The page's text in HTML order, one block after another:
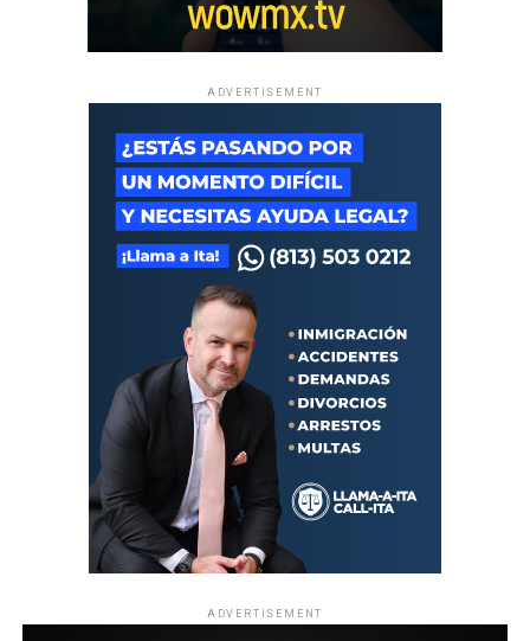
ADVERTISEMENT
ADVERTISEMENT